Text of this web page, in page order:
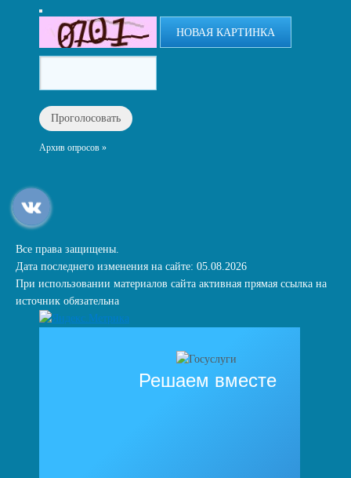
НОВАЯ КАРТИНКА
Архив опросов »
Все права защищены.
Дата последнего изменения на сайте: 05.08.2026
При использовании материалов сайта активная прямая ссылка на
источник обязательна
Решаем вместе